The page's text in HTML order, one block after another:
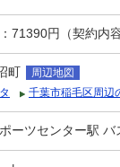
71390円（契約
町
周辺地図
千葉市稲毛区周辺
ーツセンター駅